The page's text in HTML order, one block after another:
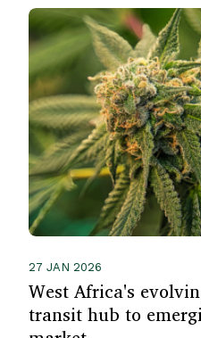
27 JAN 2026
West Africa's
transit hub to